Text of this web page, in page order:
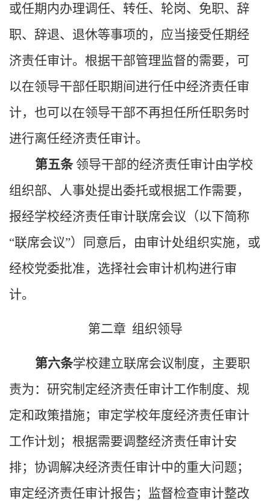
或任期内办理调任、转任、轮岗、免职、辞
职、辞退、退休等事项的，应当接受任期经
济责任审计。根据干部管理监督的需要，可
以在领导干部任职期间进行任中经济责任审
计，也可以在领导干部不再担任所任职务时
进行离任经济责任审计。
第五条 领导干部的经济责任审计由学校
组织部、人事处提出委托或根据工作需要，
报经学校经济责任审计联席会议（以下简称
“联席会议”）同意后，由审计处组织实施，或
经校党委批准，选择社会审计机构进行审
计。
第二章 组织领导
第六条学校建立联席会议制度，主要职
责为：研究制定经济责任审计工作制度、规
定和政策措施；审定学校年度经济责任审计
工作计划；根据需要调整经济责任审计安
排；协调解决经济责任审计中的重大问题；
审定经济责任审计报告；监督检查审计整改